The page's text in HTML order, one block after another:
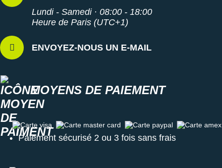
Lundi - Samedi · 08:00 - 18:00
Heure de Paris (UTC+1)
ENVOYEZ-NOUS UN E-MAIL
MOYENS DE PAIEMENT
Carte visa Carte master card Carte paypal Carte amex
Paiement sécurisé 2 ou 3 fois sans frais